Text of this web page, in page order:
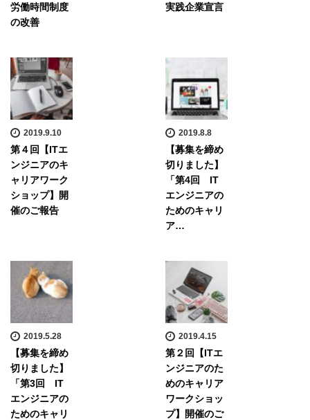
労働時間制度
の改善
実践企業宣言
2019.9.10
第４回【ITエ
ンジニアのキ
ャリアワーク
ショップ】開
催のご報告
2019.8.8
【募集を締め
切りました】
「第4回 IT
エンジニアの
ためのキャリ
ア…
2019.5.28
【募集を締め
切りました】
「第3回 IT
エンジニアの
ためのキャリ
2019.4.15
第２回【ITエ
ンジニアのた
めのキャリア
ワークショッ
プ】開催のご